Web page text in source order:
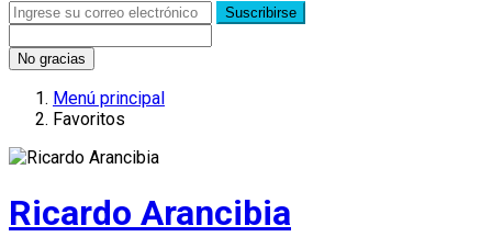
Suscribirse
No gracias
Menú principal
Favoritos
Ricardo Arancibia